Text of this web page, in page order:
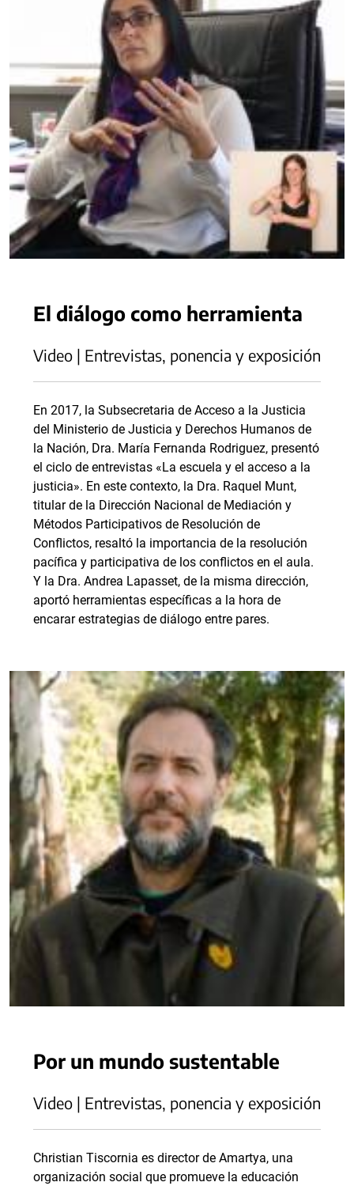
El diálogo como herramienta
Video | Entrevistas, ponencia y exposición
En 2017, la Subsecretaria de Acceso a la Justicia
del Ministerio de Justicia y Derechos Humanos de
la Nación, Dra. María Fernanda Rodriguez, presentó
el ciclo de entrevistas «La escuela y el acceso a la
justicia». En este contexto, la Dra. Raquel Munt,
titular de la Dirección Nacional de Mediación y
Métodos Participativos de Resolución de
Conflictos, resaltó la importancia de la resolución
pacífica y participativa de los conflictos en el aula.
Y la Dra. Andrea Lapasset, de la misma dirección,
aportó herramientas específicas a la hora de
encarar estrategias de diálogo entre pares.
Por un mundo sustentable
Video | Entrevistas, ponencia y exposición
Christian Tiscornia es director de Amartya, una
organización social que promueve la educación